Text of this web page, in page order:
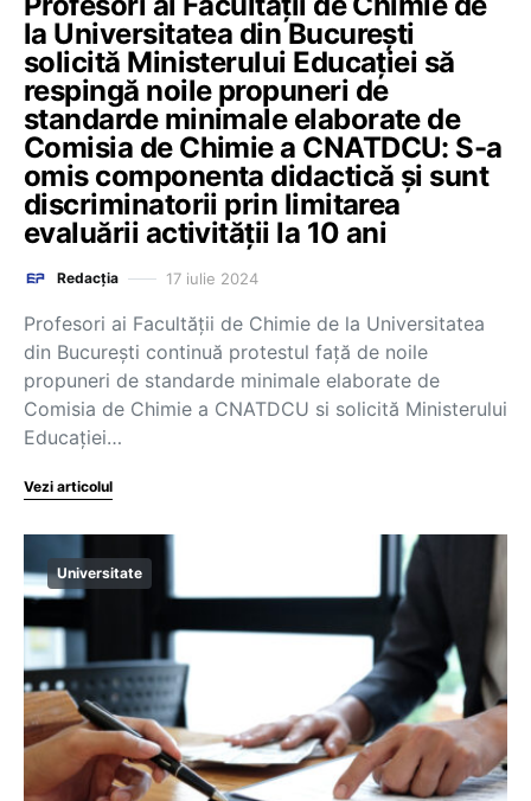
la Universitatea din București
solicită Ministerului Educației să
respingă noile propuneri de
standarde minimale elaborate de
Comisia de Chimie a CNATDCU: S-a
omis componenta didactică și sunt
discriminatorii prin limitarea
evaluării activității la 10 ani
Redacția 17 iulie 2024
Profesori ai Facultății de Chimie de la Universitatea
din București continuă protestul față de noile
propuneri de standarde minimale elaborate de
Comisia de Chimie a CNATDCU si solicită Ministerului
Educației…
Vezi articolul
Universitate